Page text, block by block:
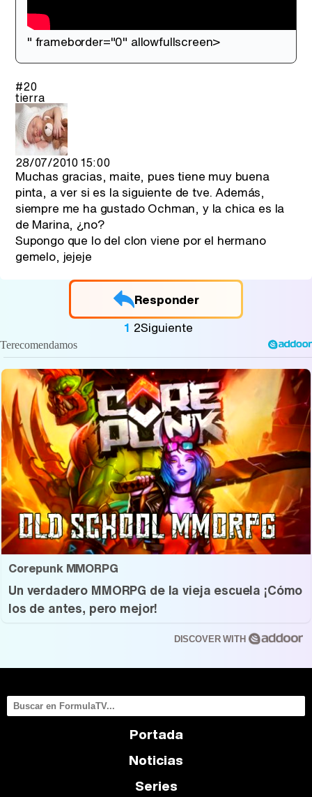
" frameborder="0" allowfullscreen>
#20
tierra
28/07/2010 15:00
Muchas gracias, maite, pues tiene muy buena
pinta, a ver si es la siguiente de tve. Además,
siempre me ha gustado Ochman, y la chica es la
de Marina, ¿no?
Supongo que lo del clon viene por el hermano
gemelo, jejeje
Responder
1 2Siguiente
Corepunk MMORPG
Un verdadero MMORPG de la vieja escuela ¡Cómo
los de antes, pero mejor!
DISCOVER WITH
Portada
Noticias
Series